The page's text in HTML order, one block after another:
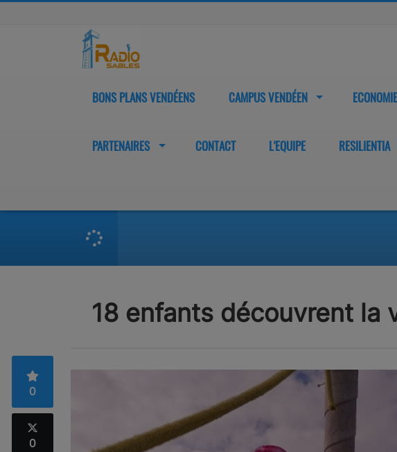
BONS PLANS VENDÉENS CAMPUS VENDÉEN ECONOMIE
PARTENAIRES CONTACT L'EQUIPE RESILIENTIA
18 enfants découvrent la
0
0